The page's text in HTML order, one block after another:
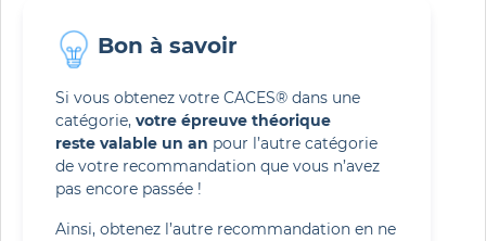
Si vous obtenez votre CACES® dans une
catégorie, votre épreuve théorique
reste valable un an pour l’autre catégorie
de votre recommandation que vous n’avez
pas encore passée !
Ainsi, obtenez l’autre recommandation en ne